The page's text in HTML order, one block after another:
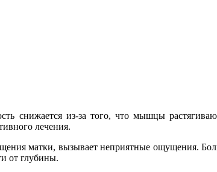
снижается из-за того, что мышцы
лечения.
матки, вызывает неприятные ощущения.
от глубины.